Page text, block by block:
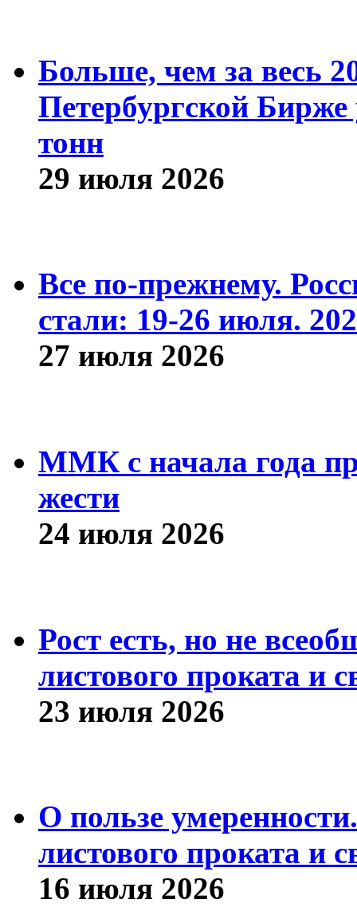
Больше, чем за весь
Петербургской
тонн
29 июля 2026
Все по-прежнему.
стали: 19-26 июля.
27 июля 2026
ММК с начала года
жести
24 июля 2026
Рост есть, но не
листового проката и
23 июля 2026
О пользе
листового проката и
16 июля 2026